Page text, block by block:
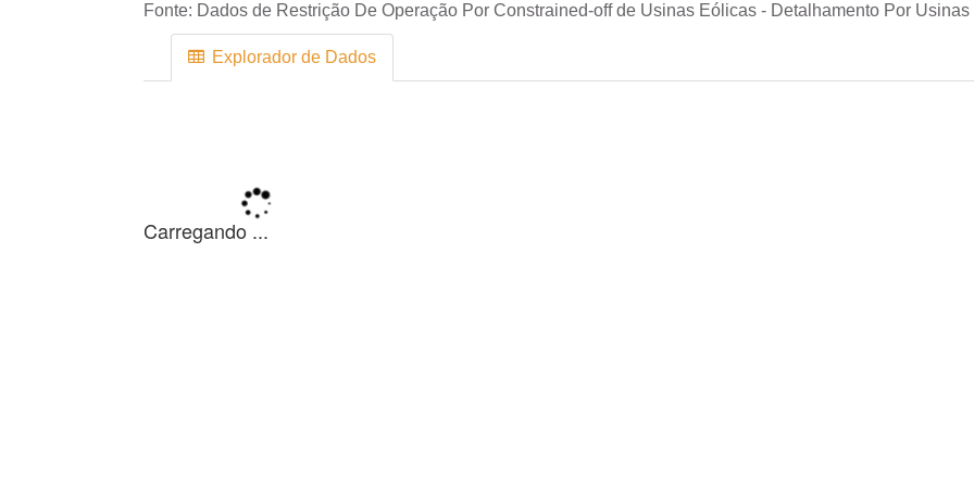
Fonte: Dados de Restrição De Operação Por Constrained-off de Usinas Eólicas - Detalhamento Por Usinas
Explorador de Dados